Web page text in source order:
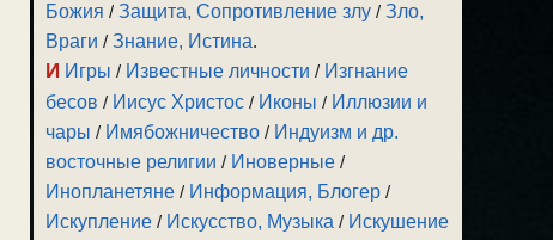
Божия /Защита, Сопротивление злу /Зло,
Враги /Знание, Истина.
И Игры / Известные личности / Изгнание
бесов / Иисус Христос / Иконы / Иллюзии и
чары / Имябожничество / Индуизм и др.
восточные религии / Иноверные /
Инопланетяне / Информация, Блогер /
Искупление / Искусство, Музыка / Искушение